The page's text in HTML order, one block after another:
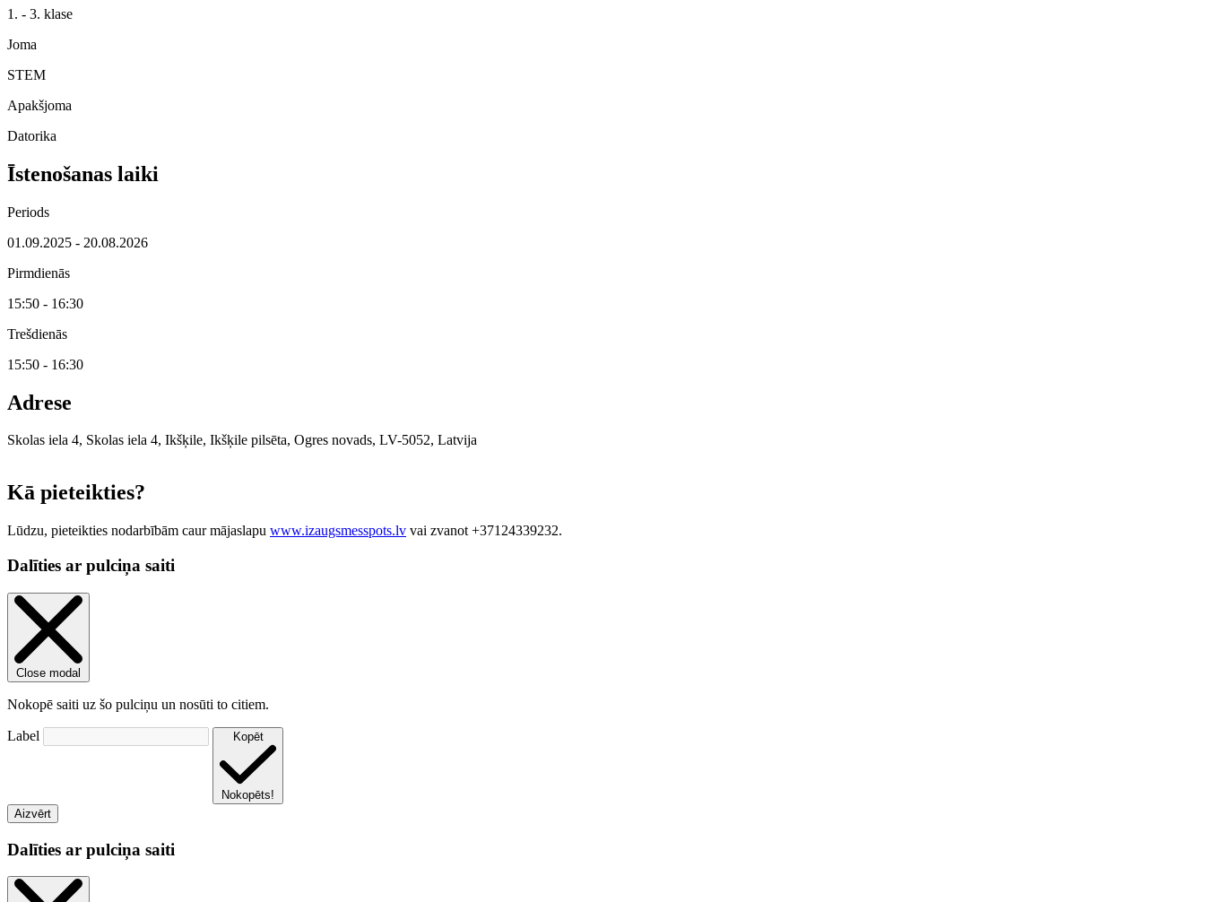
1. - 3. klase
Joma
STEM
Apakšjoma
Datorika
Īstenošanas laiki
Periods
01.09.2025 - 20.08.2026
Pirmdienās
15:50 - 16:30
Trešdienās
15:50 - 16:30
Adrese
Skolas iela 4, Skolas iela 4, Ikšķile, Ikšķile pilsēta, Ogres novads, LV-5052, Latvija
+
Kā pieteikties?
Lūdzu, pieteikties nodarbībām caur mājaslapu www.izaugsmesspots.lv vai zvanot +37124339232.
Dalīties ar pulciņa saiti
Close modal
Nokopē saiti uz šo pulciņu un nosūti to citiem.
Label Kopēt
Nokopēts!
Aizvērt
Dalīties ar pulciņa saiti